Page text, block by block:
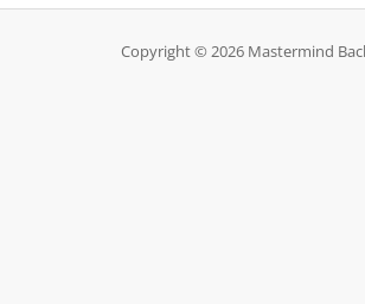
Copyright © 2026 Mastermind